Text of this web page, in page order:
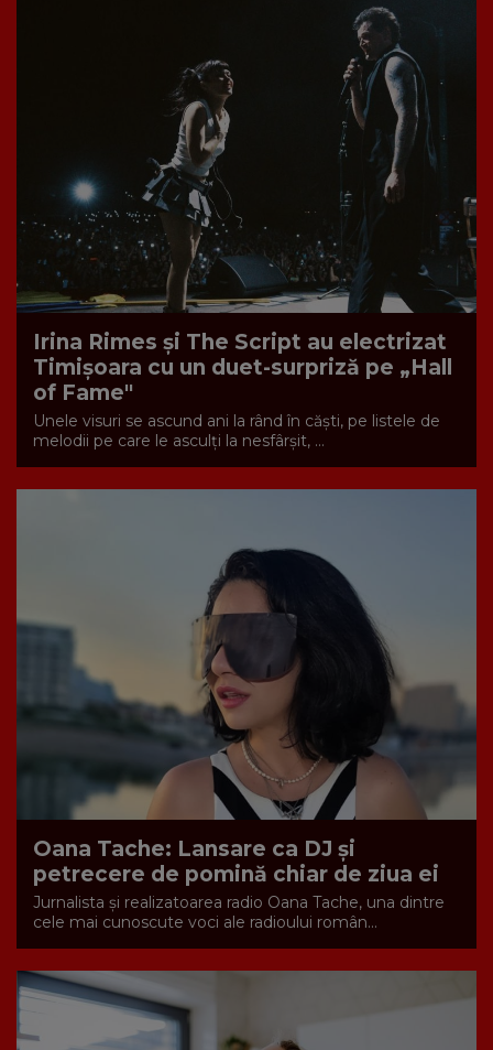
Irina Rimes și The Script au electrizat
Timișoara cu un duet-surpriză pe „Hall
of Fame"
Unele visuri se ascund ani la rând în căști, pe listele de
melodii pe care le asculți la nesfârșit, ...
Oana Tache: Lansare ca DJ și
petrecere de pomină chiar de ziua ei
Jurnalista și realizatoarea radio Oana Tache, una dintre
cele mai cunoscute voci ale radioului român...